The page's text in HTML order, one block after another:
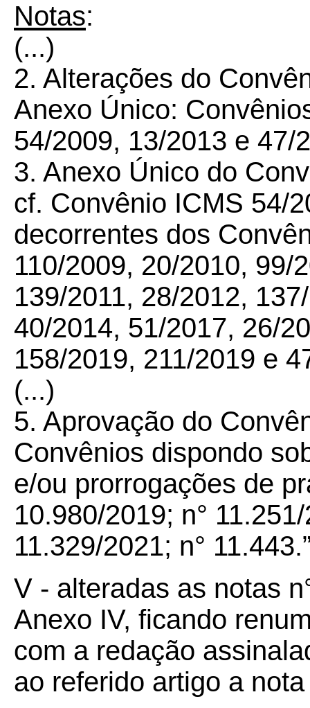
Notas:
(...)
2. Alterações do
Anexo Único:
54/2009, 13/2013 e 47/
3. Anexo Único do
cf. Convênio ICMS 54/
decorrentes dos
110/2009, 20/2010, 99/
139/2011, 28/2012,
40/2014, 51/2017, 26/
158/2019, 211/2019 e
(...)
5. Aprovação do
Convênios dispondo
e/ou prorrogações de
10.980/2019; n°
11.329/2021; n°
V - alteradas as notas
Anexo IV, ficando
com a redação
ao referido artigo a